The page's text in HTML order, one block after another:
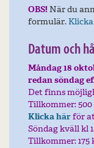
OBS! När du
formulär.
Datum och
Måndag 18
redan söndag
Det finns
Tillkommer:
Klicka härför
Söndag kväll kl
Tillkommer: 175